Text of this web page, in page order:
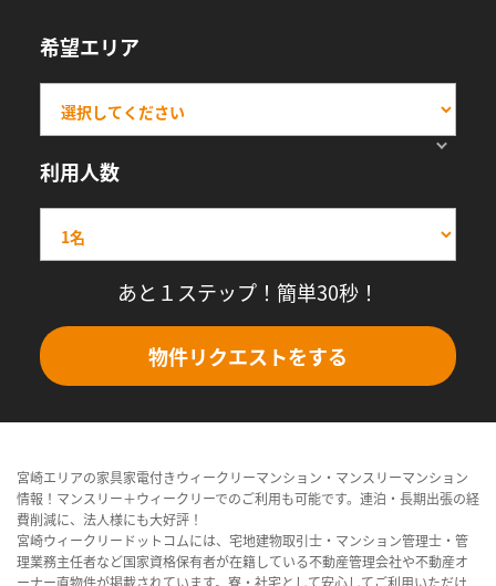
希望エリア
利用人数
あと１ステップ！簡単30秒！
物件リクエストをする
宮崎エリアの家具家電付きウィークリーマンション・マンスリーマンション
情報！マンスリー＋ウィークリーでのご利用も可能です。連泊・長期出張の経
費削減に、法人様にも大好評！
宮崎ウィークリードットコムには、宅地建物取引士・マンション管理士・管
理業務主任者など国家資格保有者が在籍している不動産管理会社や不動産オ